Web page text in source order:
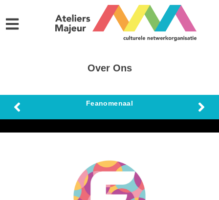
Over Ons
Feanomenaal